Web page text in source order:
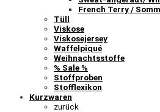
French Terry /
Tüll
Viskose
Viskosejersey
Waffelpiqué
Weihnachtsstoffe
% Sale %
Stoffproben
Stofflexikon
Kurzwaren
zurück